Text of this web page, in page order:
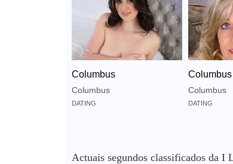
Columbus
Columbus
DATING
Columbus
Columbus
DATING
Actuais segundos classificados da I